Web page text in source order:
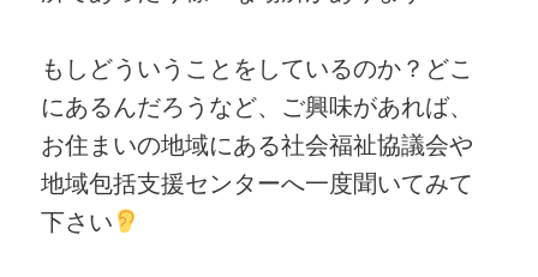
もしどういうことをしているのか？どこ
にあるんだろうなど、ご興味があれば、
お住まいの地域にある社会福祉協議会や
地域包括支援センターへ一度聞いてみて
下さい